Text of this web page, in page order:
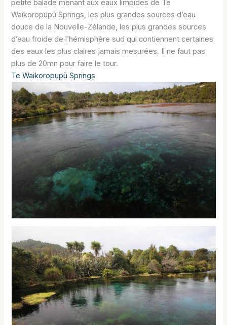
petite balade menant aux eaux limpides de Te
Waikoropupū Springs, les plus grandes sources d’eau
douce de la Nouvelle-Zélande, les plus grandes sources
d’eau froide de l’hémisphère sud qui contiennent certaines
des eaux les plus claires jamais mesurées. Il ne faut pas
plus de 20mn pour faire le tour.
Te Waikoropupū Springs